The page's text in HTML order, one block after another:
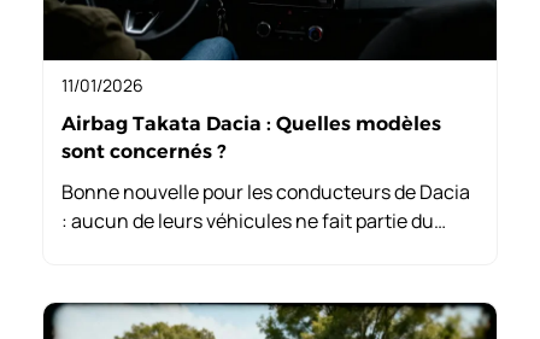
11/01/2026
Airbag Takata Dacia : Quelles modèles
sont concernés ?
Bonne nouvelle pour les conducteurs de Dacia
: aucun de leurs véhicules ne fait partie du
sereinement sans inquiétude.